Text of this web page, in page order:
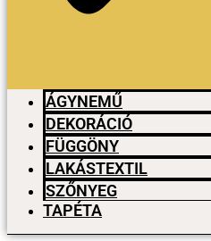
ÁGYNEMŰ
DEKORÁCIÓ
FÜGGÖNY
LAKÁSTEXTIL
SZŐNYEG
TAPÉTA